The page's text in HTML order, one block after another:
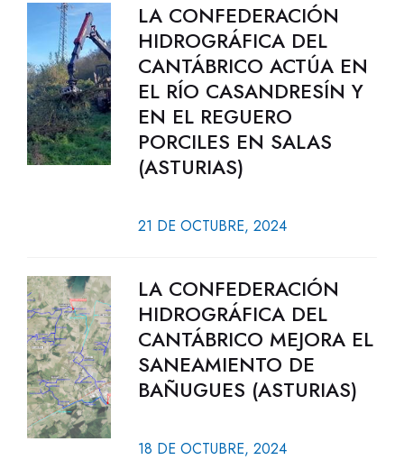
LA CONFEDERACIÓN
HIDROGRÁFICA DEL
CANTÁBRICO ACTÚA EN
EL RÍO CASANDRESÍN Y
EN EL REGUERO
PORCILES EN SALAS
(ASTURIAS)
21 DE OCTUBRE, 2024
LA CONFEDERACIÓN
HIDROGRÁFICA DEL
CANTÁBRICO MEJORA EL
SANEAMIENTO DE
BAÑUGUES (ASTURIAS)
18 DE OCTUBRE, 2024